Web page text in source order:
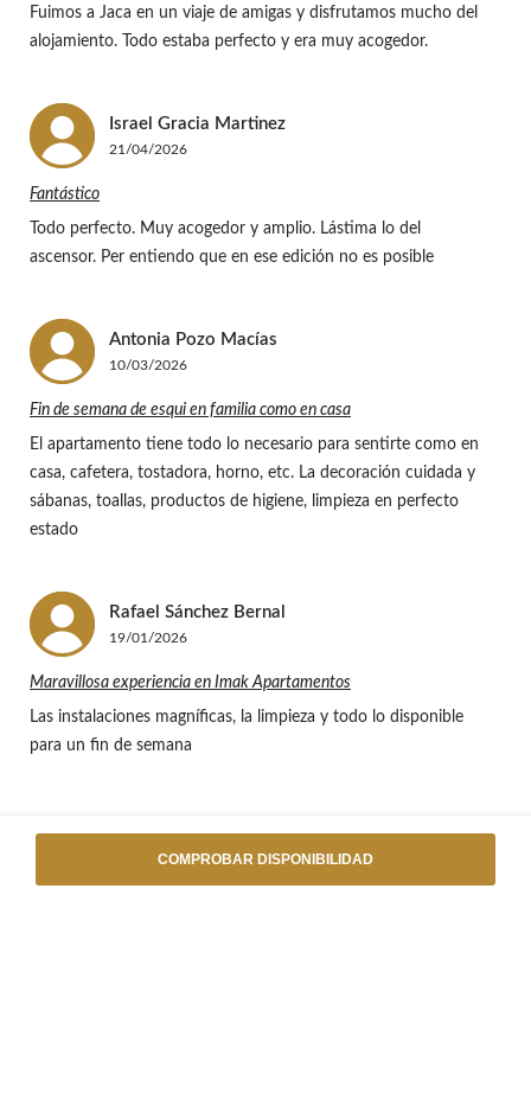
COMPROBAR DISPONIBILIDAD
Fuimos a Jaca en un viaje de amigas y disfrutamos mucho del
alojamiento. Todo estaba perfecto y era muy acogedor.
Israel Gracia Martinez
21/04/2026
Fantástico
Todo perfecto. Muy acogedor y amplio. Lástima lo del
ascensor. Per entiendo que en ese edición no es posible
Antonia Pozo Macías
10/03/2026
Fin de semana de esqui en familia como en casa
El apartamento tiene todo lo necesario para sentirte como en
casa, cafetera, tostadora, horno, etc. La decoración cuidada y
sábanas, toallas, productos de higiene, limpieza en perfecto
estado
Rafael Sánchez Bernal
19/01/2026
Maravillosa experiencia en Imak Apartamentos
Las instalaciones magníficas, la limpieza y todo lo disponible
para un fin de semana